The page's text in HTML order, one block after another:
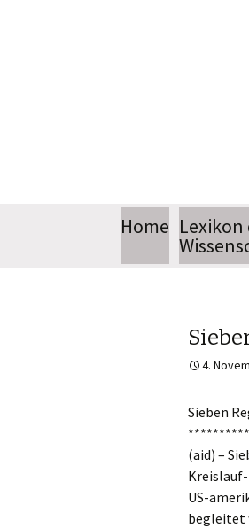
zum
Home Lexikon
4.
Sieben
(aid) –
US-
begleitet